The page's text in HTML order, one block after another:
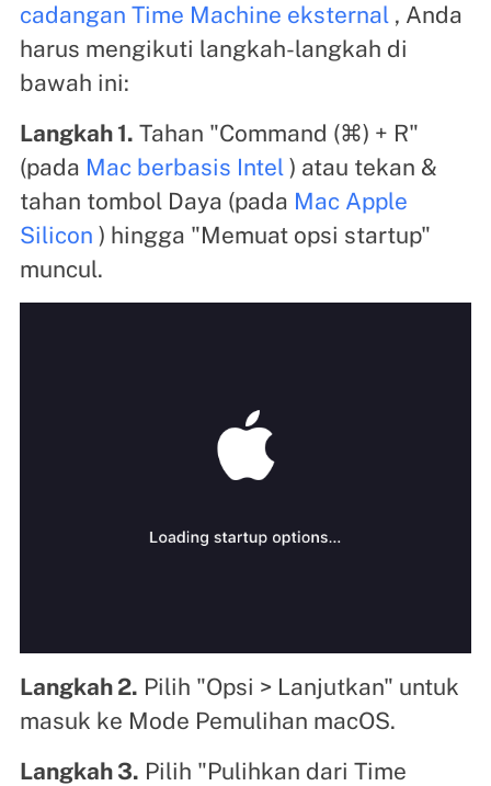
cadangan Time Machine eksternal, Anda
harus mengikuti langkah-langkah di
bawah ini:
Langkah 1. Tahan "Command (⌘) + R"
(pada Mac berbasis Intel) atau tekan &
tahan tombol Daya (pada Mac Apple
Silicon ) hingga "Memuat opsi startup"
muncul.
Langkah 2. Pilih "Opsi > Lanjutkan" untuk
masuk ke Mode Pemulihan macOS.
Langkah 3. Pilih "Pulihkan dari Time